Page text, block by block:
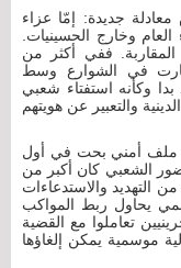
جديدة: إمّا عزاء
وخارج الحسينيات.
ففي أكثر من
في الشوارع وسط
وكأنه استفتاء شعبي
والتعبير عن هويتهم
ملف أمني بحت في أول
الشعبي كان أكبر من
التهديد والاستدعاءات
يحاول ربط المواكب
تعاملوا مع القضية
موسمية يمكن إلغاؤها